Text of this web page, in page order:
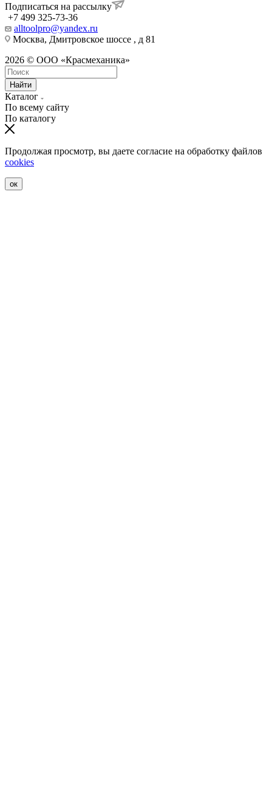
Подписаться на рассылку
+7 499 325-73-36
alltoolpro@yandex.ru
Москва, Дмитровское шоссе , д 81
2026 © ООО «Красмеханика»
Найти
Каталог
По всему сайту
По каталогу
Продолжая просмотр, вы даете согласие на обработку файлов
cookies
ок